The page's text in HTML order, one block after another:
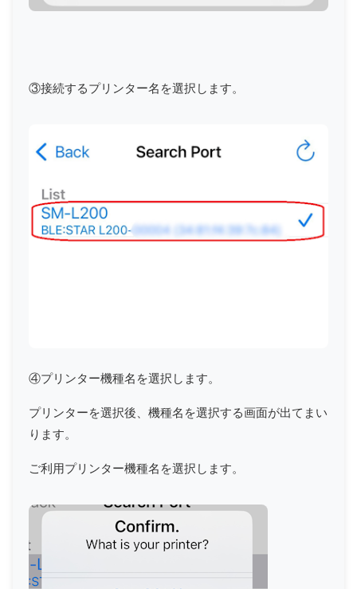
③接続するプリンター名を選択します。
④プリンター機種名を選択します。
プリンターを選択後、機種名を選択する画面が出てまい
ります。
ご利用プリンター機種名を選択します。